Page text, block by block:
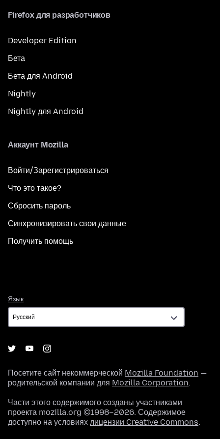
Firefox для разработчиков
Developer Edition
Бета
Бета для Android
Nightly
Nightly для Android
Аккаунт Mozilla
Войти/Зарегистрироваться
Что это такое?
Сбросить пароль
Синхронизировать свои данные
Получить помощь
Язык
Посетите сайт некоммерческой Mozilla Foundation —
родительской компании для Mozilla Corporation.
Части этого содержимого созданы участниками
проекта mozilla.org ©1998–2026. Содержимое
доступно на условиях лицензии Creative Commons.